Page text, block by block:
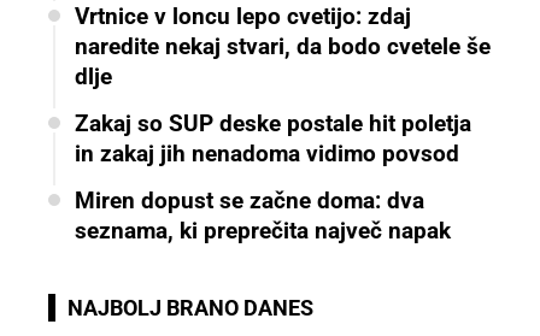
Vrtnice v loncu lepo cvetijo: zdaj
naredite nekaj stvari, da bodo cvetele še
dlje
Zakaj so SUP deske postale hit poletja
in zakaj jih nenadoma vidimo povsod
Miren dopust se začne doma: dva
seznama, ki preprečita največ napak
NAJBOLJ BRANO DANES